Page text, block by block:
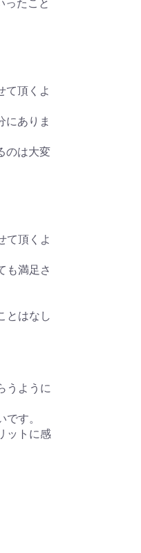
ったこと
て頂くよ
にありま
のは大変
て頂くよ
も満足さ
とはなし
うように
す。
ットに感